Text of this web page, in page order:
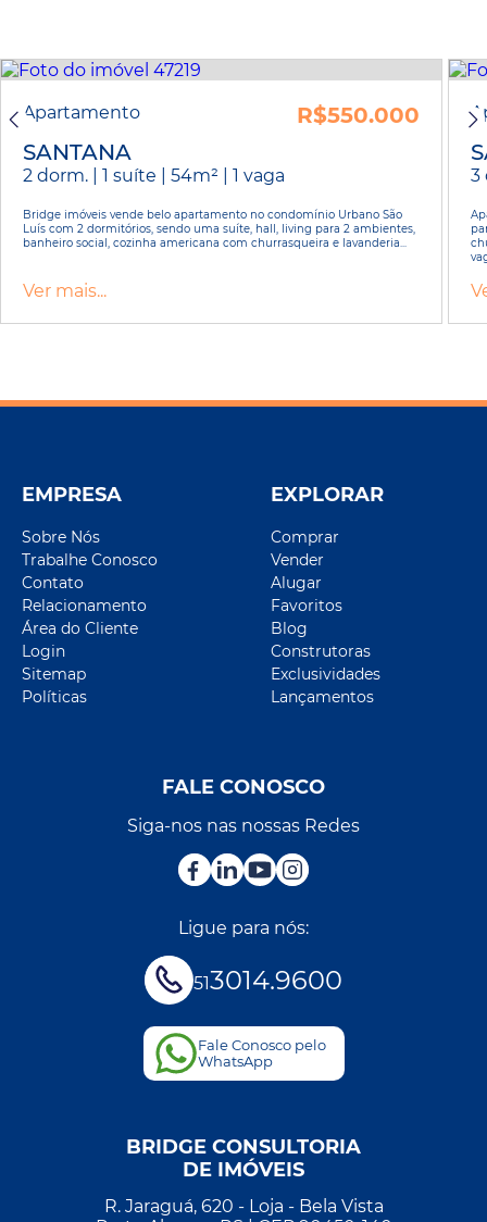
Apartamento
R$550.000
SANTANA
2 dorm. | 1 suíte | 54m² | 1 vaga
Bridge imóveis vende belo apartamento no condomínio Urbano São
Luís com 2 dormitórios, sendo uma suíte, hall, living para 2 ambientes,
banheiro social, cozinha americana com churrasqueira e lavanderia...
Ver mais...
3
EMPRESA
Sobre Nós
Trabalhe Conosco
Contato
Relacionamento
Área do Cliente
Login
Sitemap
Políticas
EXPLORAR
Comprar
Vender
Alugar
Favoritos
Blog
Construtoras
Exclusividades
Lançamentos
FALE CONOSCO
Siga-nos nas nossas Redes
Ligue para nós:
513014.9600
Fale Conosco pelo
WhatsApp
BRIDGE CONSULTORIA
DE IMÓVEIS
R. Jaraguá, 620 - Loja - Bela Vista